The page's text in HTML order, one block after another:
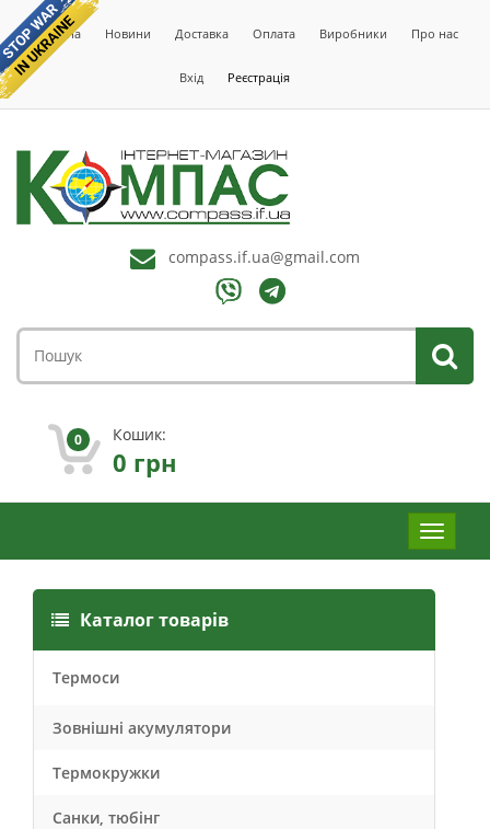
Головна Новини Доставка Оплата Виробники Про нас
Вхід Реєстрація
compass.if.ua@gmail.com
0 Кошик:
0 грн
Меню
Каталог товарів
Термоси
Зовнішні акумулятори
Термокружки
Санки, тюбінг